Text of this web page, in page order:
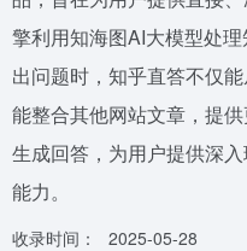
擎利用知海图AI大模型处
出问题时，知乎直答不仅
能整合其他网站文章，提
生成回答，为用户提供深
能力。
收录时间： 2025-05-28